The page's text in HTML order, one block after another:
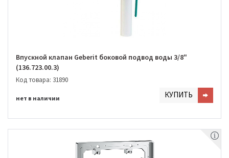
Впускной клапан Geberit боковой подвод воды 3/8"
(136.723.00.3)
Код товара: 31890
нет в наличии КУПИТЬ